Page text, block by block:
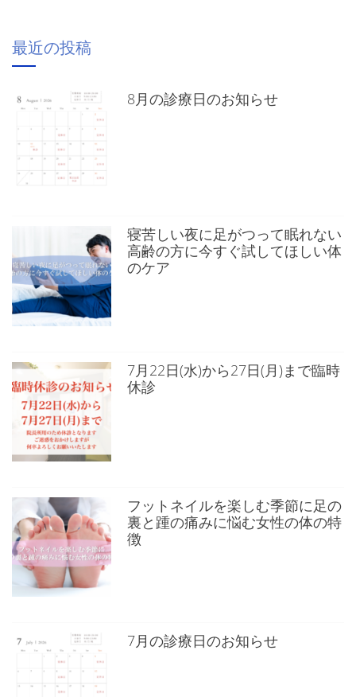
最近の投稿
8月の診療日のお知らせ
寝苦しい夜に足がつって眠れない
高齢の方に今すぐ試してほしい体
のケア
7月22日(水)から27日(月)まで臨時
休診
フットネイルを楽しむ季節に足の
裏と踵の痛みに悩む女性の体の特
徴
7月の診療日のお知らせ